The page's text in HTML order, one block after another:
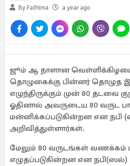
By Fathima
a year ago
ஜூம் ஆ நாளான
தொழுகைக்கு பின்னர் தொழுத
எழுந்திருக்கும் முன் 80 தடவை
ஓதினால் அவருடைய 80 வருட
மன்னிக்கப்படுகின்றன என
அறிவித்துள்ளார்கள்.
மேலும் 80 வருடங்கள் வணக்கம்
எழுதப்படுகின்றன என